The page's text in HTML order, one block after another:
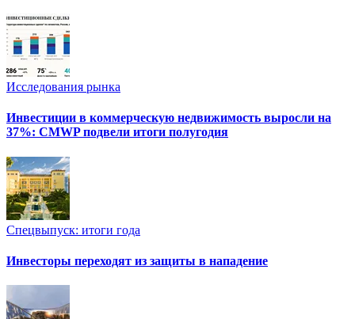
Исследования рынка
Инвестиции в коммерческую недвижимость выросли на
37%: CMWP подвели итоги полугодия
Спецвыпуск: итоги года
Инвесторы переходят из защиты в нападение